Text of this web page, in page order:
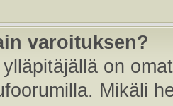
varoituksen?
on
Mikäli